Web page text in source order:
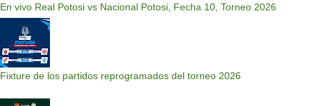
En vivo Real Potosi vs Nacional Potosi, Fecha 10, Torneo 2026
Fixture de los partidos reprogramados del torneo 2026